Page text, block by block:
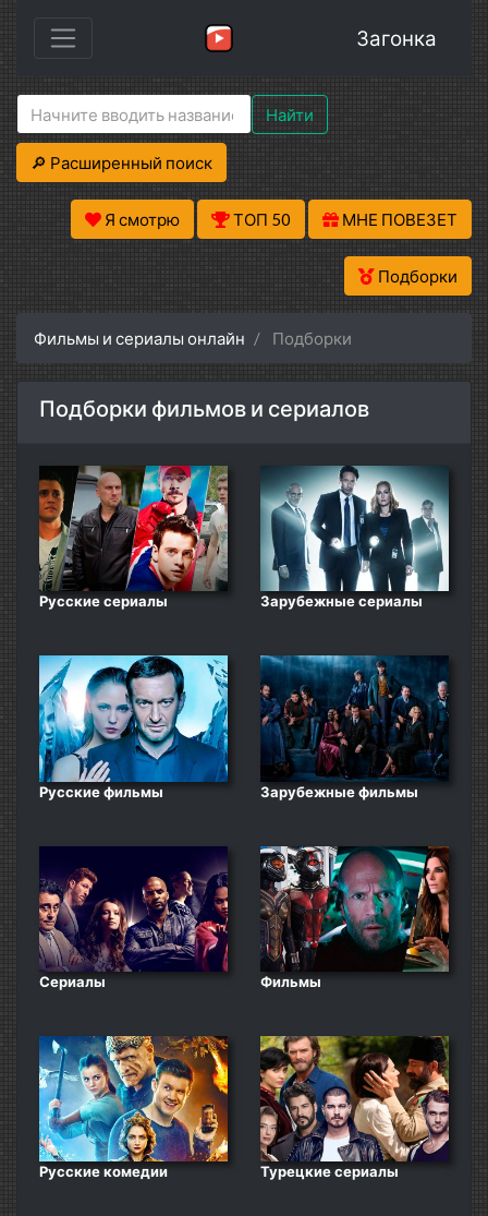
Загонка
Найти
🔎 Расширенный поиск
Я смотрю ТОП 50 МНЕ ПОВЕЗЕТ
Подборки
Фильмы и сериалы онлайн Подборки
Подборки фильмов и сериалов
Русские сериалы Зарубежные сериалы
Русские фильмы Зарубежные фильмы
Сериалы Фильмы
Русские комедии Турецкие сериалы